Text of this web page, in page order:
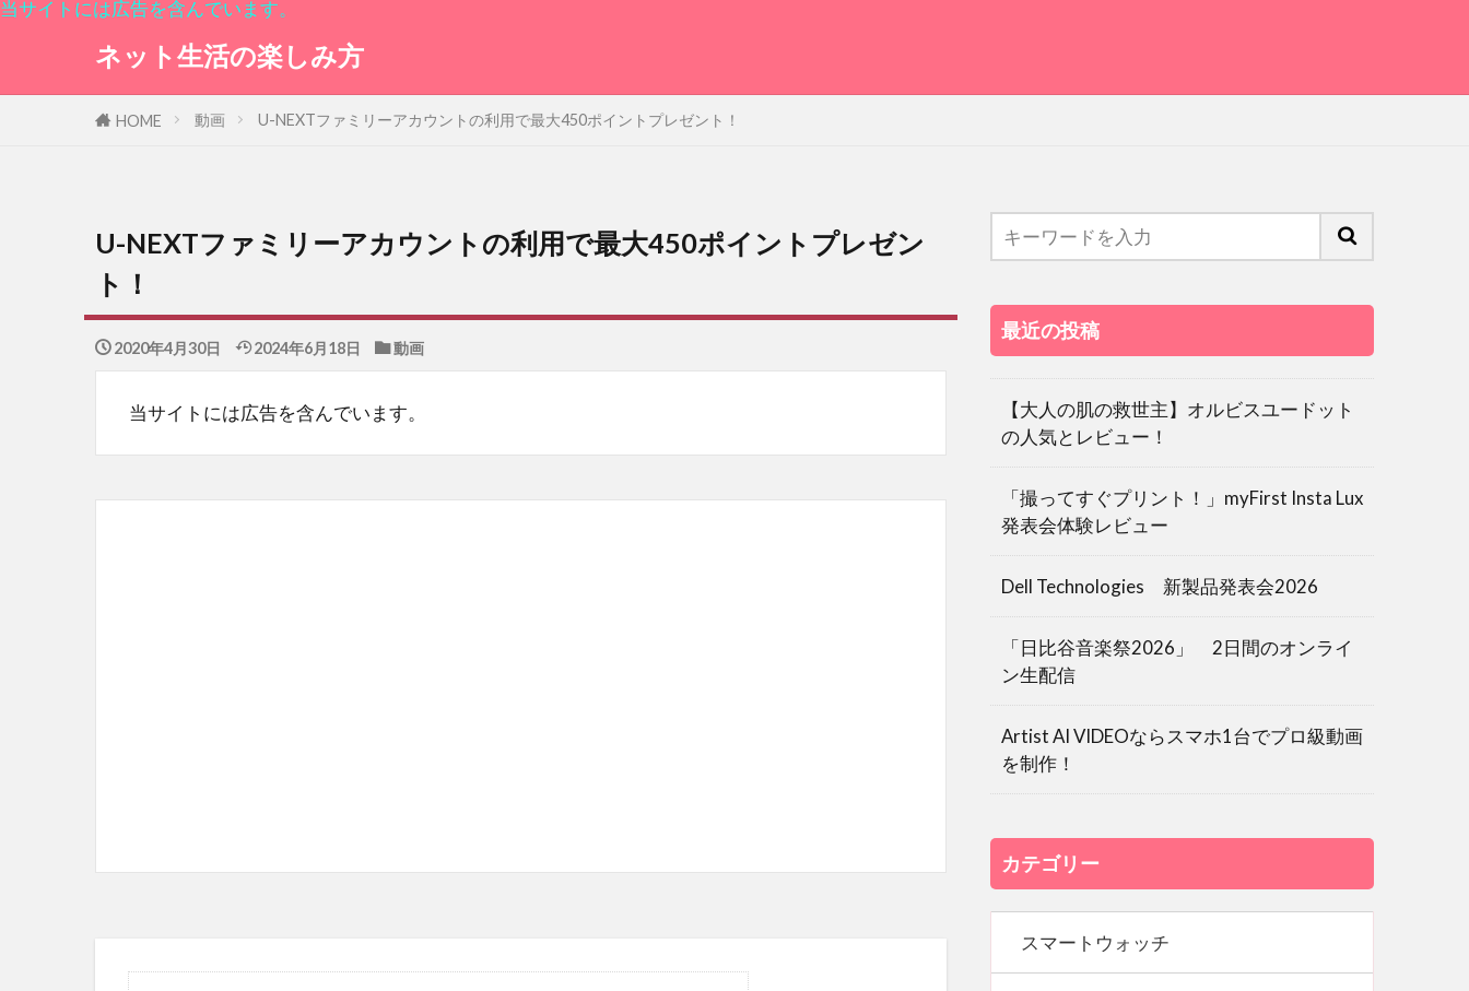
当サイトには広告を含んでいます。
ネット生活の楽しみ方
HOME 動画 U-NEXTファミリーアカウントの利用で最大450ポイントプレゼント！
U-NEXTファミリーアカウントの利用で最大450ポイントプレゼン
ト！
2020年4月30日 2024年6月18日 動画
当サイトには広告を含んでいます。
最近の投稿
【大人の肌の救世主】オルビスユードット
の人気とレビュー！
「撮ってすぐプリント！」myFirst Insta Lux
発表会体験レビュー
Dell Technologies 新製品発表会2026
「日比谷音楽祭2026」 2日間のオンライ
ン生配信
Artist AI VIDEOならスマホ1台でプロ級動画
を制作！
カテゴリー
スマートウォッチ